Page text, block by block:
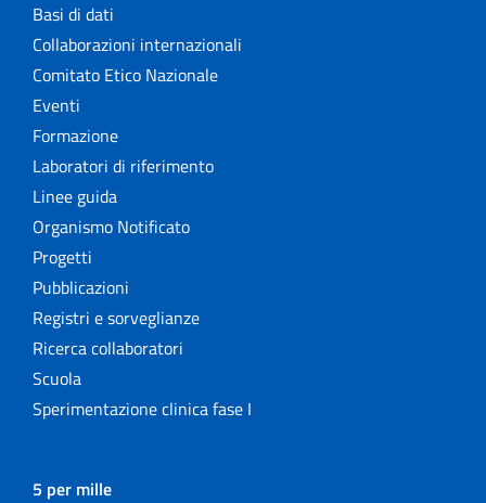
Basi di dati
Collaborazioni internazionali
Comitato Etico Nazionale
Eventi
Formazione
Laboratori di riferimento
Linee guida
Organismo Notificato
Progetti
Pubblicazioni
Registri e sorveglianze
Ricerca collaboratori
Scuola
Sperimentazione clinica fase I
5 per mille